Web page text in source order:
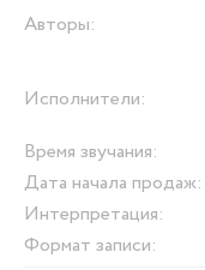
Авторы:
Исполнители:
Время звучания:
Дата начала продаж:
Интерпретация:
Формат записи: